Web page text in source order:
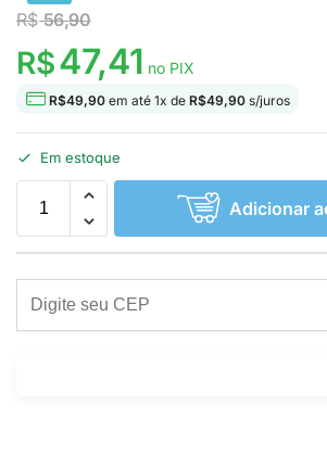
R$56,90
R$47,41 no PIX
R$49,90 em até 1x de R$49,90 s/juros
Em estoque
Adicionar